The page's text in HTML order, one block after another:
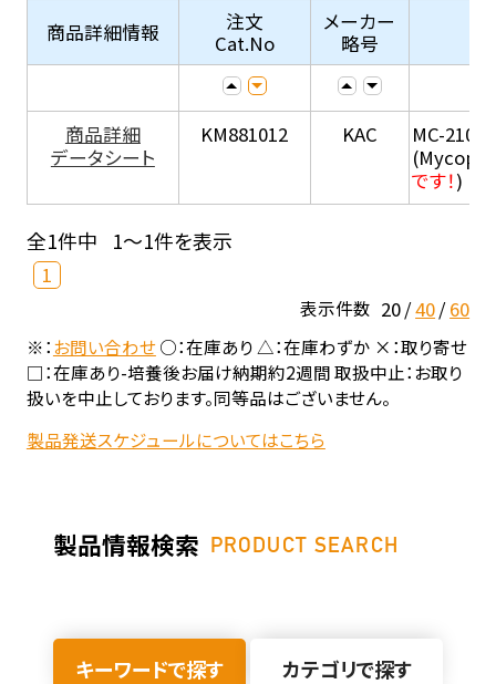
商品詳細情報
注文
Cat.No
メーカー
略号
商品詳細
データシート
KM881012 KAC
MC-210 (
です！)
全1件中 1～1件を表示
1
表示件数 20 40 60
※：お問い合わせ○：在庫あり △：在庫わずか ×：取り寄せ
□：在庫あり-培養後お届け納期約2週間 取扱中止：お取り
扱いを中止しております。同等品はございません。
製品発送スケジュールについてはこちら
製品情報検索 PRODUCT SEARCH
キーワードで探す カテゴリで探す